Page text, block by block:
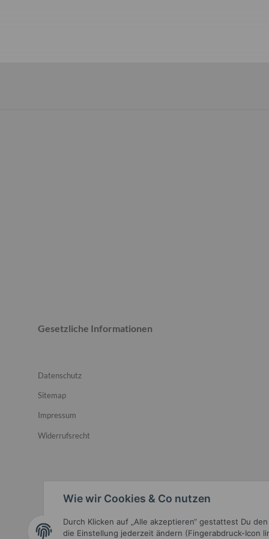
Gesetzliche Informationen
Datenschutz
Sitemap
Impressum
Widerrufsrecht
Widerrufsbutton
Wie wir Cookies & Co nutzen
Durch Klicken auf „Alle akzeptieren“ gestattest Du
die Einstellung jederzeit ändern (Fingerabdruck-Icon